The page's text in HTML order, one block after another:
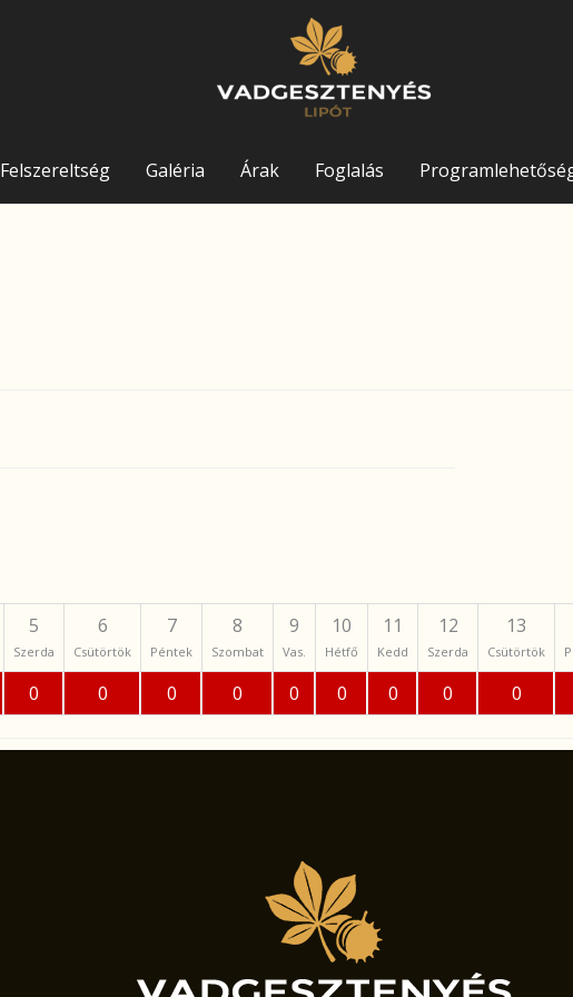
Felszereltség Galéria Árak Foglalás
5
Szerda
6
Csütörtök
7
Péntek
8
Szombat
9
Vas.
10
Hétfő
11
Kedd
12
Szerda
13
Csütörtök
0 0 0 0 0 0 0 0 0